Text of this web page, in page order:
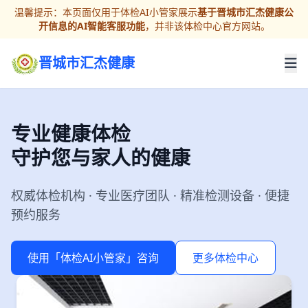
温馨提示：本页面仅用于体检AI小管家展示基于晋城市汇杰健康公
开信息的AI智能客服功能，并非该体检中心官方网站。
晋城市汇杰健康
专业健康体检
守护您与家人的健康
权威体检机构 · 专业医疗团队 · 精准检测设备 · 便捷
预约服务
使用「体检AI小管家」咨询 更多体检中心